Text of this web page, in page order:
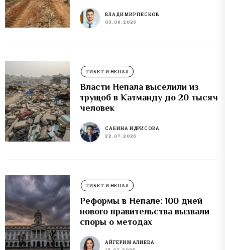
ВЛАДИМИР ПЕСКОВ
03.08.2026
ТИБЕТ И НЕПАЛ
Власти Непала выселили из
трущоб в Катманду до 20 тысяч
человек
САБИНА ИДРИСОВА
22.07.2026
ТИБЕТ И НЕПАЛ
Реформы в Непале: 100 дней
нового правительства вызвали
споры о методах
АЙГЕРИМ АЛИЕВА